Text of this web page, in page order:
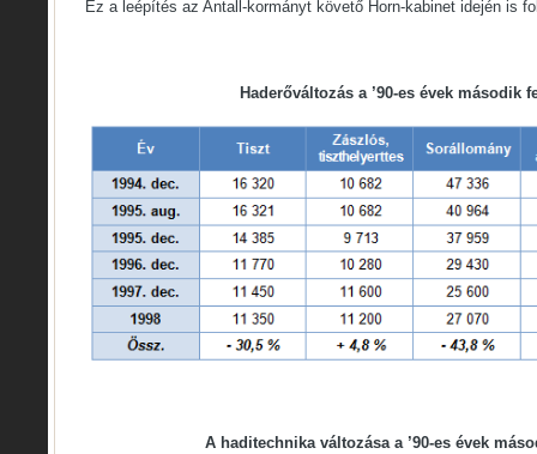
Ez a leépítés az Antall-kormányt követő Horn-kabinet idején is
Haderőváltozás a ’90-es évek második
A haditechnika változása a ’90-es évek